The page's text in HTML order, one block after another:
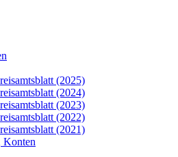
(2025)
(2024)
(2023)
(2022)
(2021)
Konten